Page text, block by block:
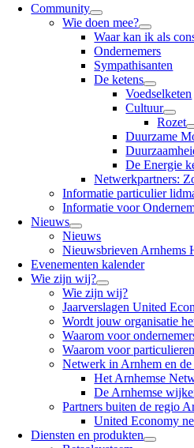
Community
Wie doen mee?
Waar kan ik als
Ondernemers
Sympathisanten
De ketens
Voedselketen
Cultuur
Rozet
Duurzame
De Energie
Netwerkpartners:
Informatie particulier
Informatie voor
Nieuws
Nieuws
Nieuwsbrieven Arnhems
Evenementen kalender
Wie zijn wij?
Wie zijn wij?
Jaarverslagen United
Wordt jouw organisatie
Waarom voor
Waarom voor
Netwerk in Arnhem en
Het Arnhemse
De Arnhemse
Partners buiten de regio
United Economy
Diensten en produkten